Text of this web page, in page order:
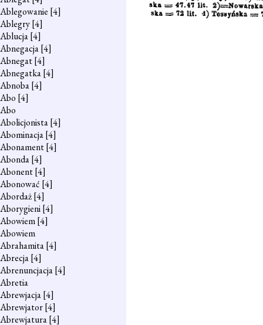
Ablegowanie [4]
Ablegry[4]
Ablucja[4]
Abnegacja[4]
Abnegat[4]
Abnegatka[4]
Abnoba[4]
Abo [4]
Abo
Abolicjonista[4]
Abominacja[4]
Abonament[4]
Abonda[4]
Abonent[4]
Abonować [4]
Abordaż[4]
Aborygieni[4]
Abowiem[4]
Abowiem
Abrahamita[4]
Abrecja[4]
Abrenuncjacja[4]
Abretia
Abrewjacja[4]
Abrewjator[4]
Abrewjatura[4]